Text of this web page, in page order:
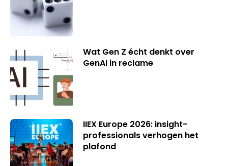
Wat Gen Z écht denkt over
GenAI in reclame
IIEX Europe 2026: insight-
professionals verhogen het
plafond